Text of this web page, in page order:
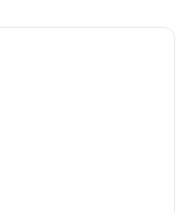
Ett hotellrum med en stor säng,